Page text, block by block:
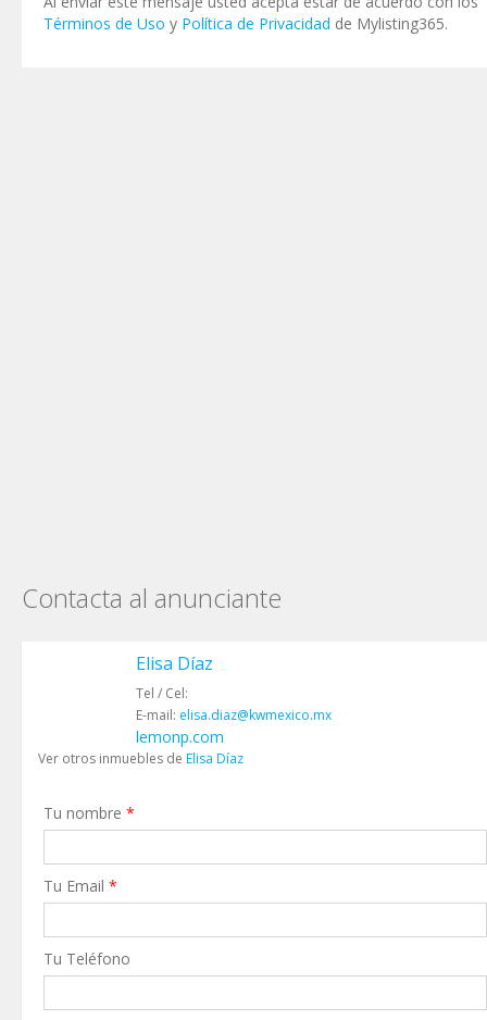
Términos de Uso y Política de Privacidad de Mylisting365.
Contacta al anunciante
Elisa Díaz
Tel / Cel:
E-mail: elisa.diaz@kwmexico.mx
lemonp.com
Ver otros inmuebles de Elisa Díaz
Tu nombre *
Tu Email *
Tu Teléfono